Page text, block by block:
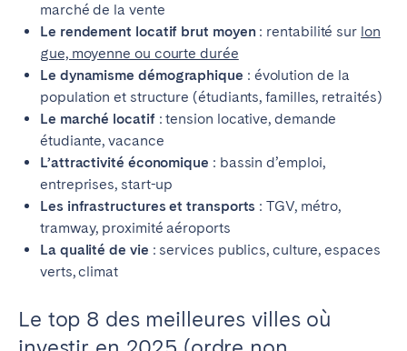
marché de la vente
Le rendement locatif brut moyen : rentabilité sur lon
gue, moyenne ou courte durée
Le dynamisme démographique : évolution de la
population et structure (étudiants, familles, retraités)
Le marché locatif: tension locative, demande
étudiante, vacance
L’attractivité économique : bassin d’emploi,
entreprises, start-up
Les infrastructures et transports : TGV, métro,
tramway, proximité aéroports
La qualité de vie : services publics, culture, espaces
verts, climat
Le top 8 des meilleures villes où